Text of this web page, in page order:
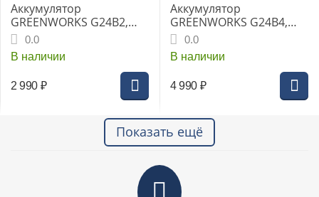
Аккумулятор
GREENWORKS G24B2,
24В 2Ач Li-ion время
зарядки 30мин
(2926707gw)
0.0
В наличии
2 990 ₽
Аккумулятор
GREENWORKS G24B4,
24В 4Ач Li-ion время
зарядки 60мин (до -20°С)
(2926807gw)
0.0
В наличии
4 990 ₽
Показать ещё